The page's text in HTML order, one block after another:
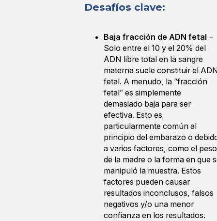
Desafíos clave:
Baja fracción de ADN fetal –
Solo entre el 10 y el 20% del
ADN libre total en la sangre
materna suele constituir el
fetal. A menudo, la “fracción
fetal” es simplemente
demasiado baja para ser
efectiva. Esto es
particularmente común al
principio del embarazo o
a varios factores, como el peso
de la madre o la forma en que
manipuló la muestra. Estos
factores pueden causar
resultados inconclusos, falsos
negativos y/o una menor
confianza en los resultados.